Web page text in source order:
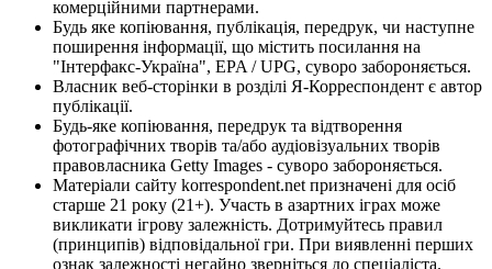
комерційними партнерами.
Будь яке копіювання, публікація, передрук, чи наступне
поширення інформації, що містить посилання на
"Інтерфакс-Україна", EPA / UPG, суворо забороняється.
Власник веб-сторінки в розділі Я-Корреспондент є автор
публікації.
Будь-яке копіювання, передрук та відтворення
фотографічних творів та/або аудіовізуальних творів
правовласника Getty Images - суворо забороняється.
Матеріали сайту korrespondent.net призначені для осіб
старше 21 року (21+). Участь в азартних іграх може
викликати ігрову залежність. Дотримуйтесь правил
(принципів) відповідальної гри. При виявленні перших
ознак залежності негайно зверніться до спеціаліста.